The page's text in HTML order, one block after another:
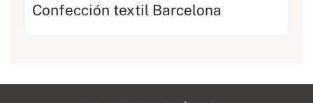
Confección textil Barcelona